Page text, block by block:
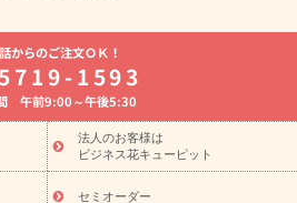
の花特集
誕生日フラワーギフト特集
ウ)
開店・開業祝い
み お供え・お悔やみの花
葬儀に贈る花 胡蝶蘭・花鉢
ベント
ひまわり ギフト・プレゼント
季節のイベント
お盆 花（新
・初盆）
お盆・お供え 花とセットギ
からのご注文ＯＫ！
1593
午前9:00～午後5:30
法人のお客様は
ビジネス花キューピット
セミオーダー